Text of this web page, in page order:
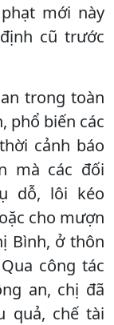
mới này
cũ trước
trong toàn
phổ biến các
cảnh báo
mà các đối
dỗ, lôi kéo
cho mượn
Bình, ở thôn
công tác
an, chị đã
quả, chế tài